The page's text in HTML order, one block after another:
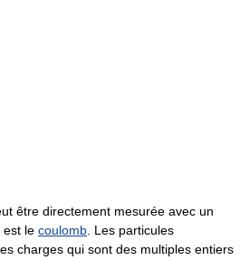
être directement mesurée avec un
est le coulomb . Les particules
charges qui sont des multiples entiers